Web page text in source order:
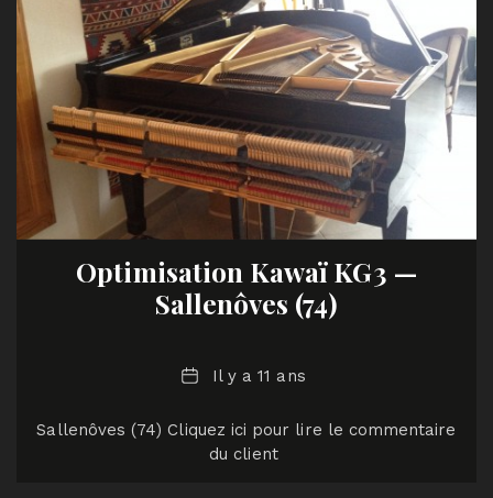
Optimisation Kawaï KG3 —
Sallenôves (74)
DateIl y a 11 ans
Sallenôves (74) Cliquez ici pour lire le commentaire
du client